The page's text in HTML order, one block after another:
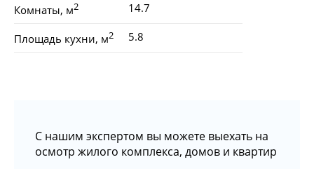
Комнаты, м2 14.7
Площадь кухни, м2 5.8
С нашим экспертом вы можете выехать на
осмотр жилого комплекса, домов и квартир